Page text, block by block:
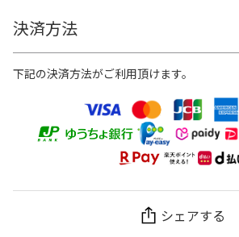
決済方法
下記の決済方法がご利用頂けます。
シェアする